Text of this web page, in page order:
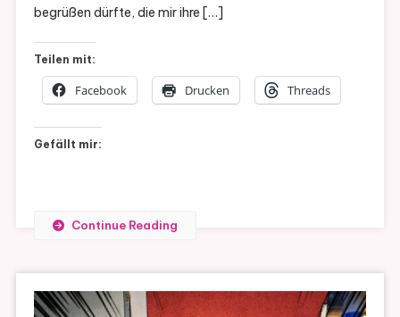
begrüßen dürfte, die mir ihre […]
Teilen mit:
Facebook Drucken Threads
Gefällt mir:
Continue Reading